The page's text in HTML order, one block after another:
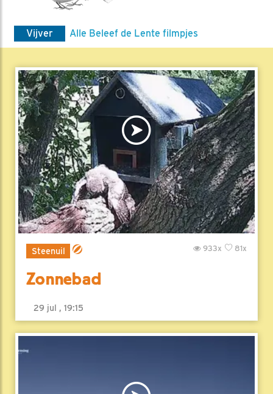
Vijver Alle Beleef de Lente filmpjes
Steenuil 81x
933x
Zonnebad
29 jul , 19:15